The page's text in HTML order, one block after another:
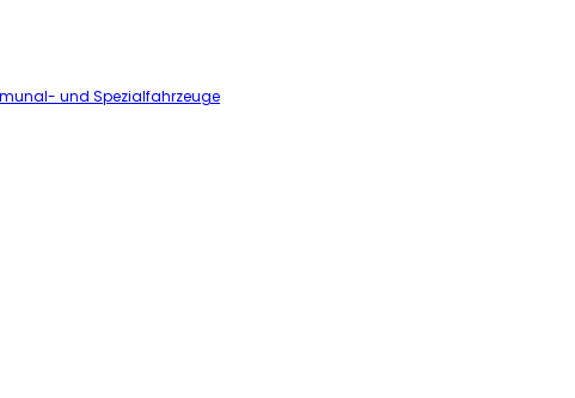
und Spezialfahrzeuge